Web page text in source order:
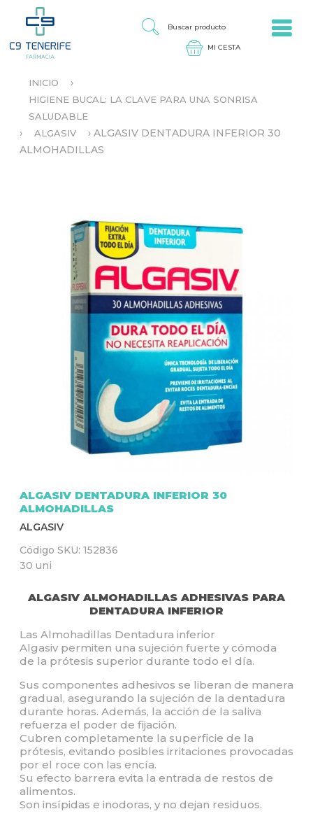
B
P
D
N
C
U
INICIO ›
HIGIENE BUCAL: LA CLAVE PARA UNA SONRISA
SALUDABLE
› ALGASIV › ALGASIV DENTADURA INFERIOR 30
ALMOHADILLAS
ALGASIV DENTADURA INFERIOR 30
ALMOHADILLAS
ALGASIV
Código SKU: 152836
30 uni
ALGASIV ALMOHADILLAS ADHESIVAS PARA
DENTADURA INFERIOR
Las Almohadillas Dentadura inferior
Algasiv permiten una sujeción fuerte y cómoda
de la prótesis superior durante todo el día.
Sus componentes adhesivos se liberan de manera
gradual, asegurando la sujeción de la dentadura
durante horas. Además, la acción de la saliva
refuerza el poder de fijación.
Cubren completamente la superficie de la
prótesis, evitando posibles irritaciones provocadas
por el roce con las encía.
Su efecto barrera evita la entrada de restos de
alimentos.
Son insípidas e inodoras, y no dejan residuos.